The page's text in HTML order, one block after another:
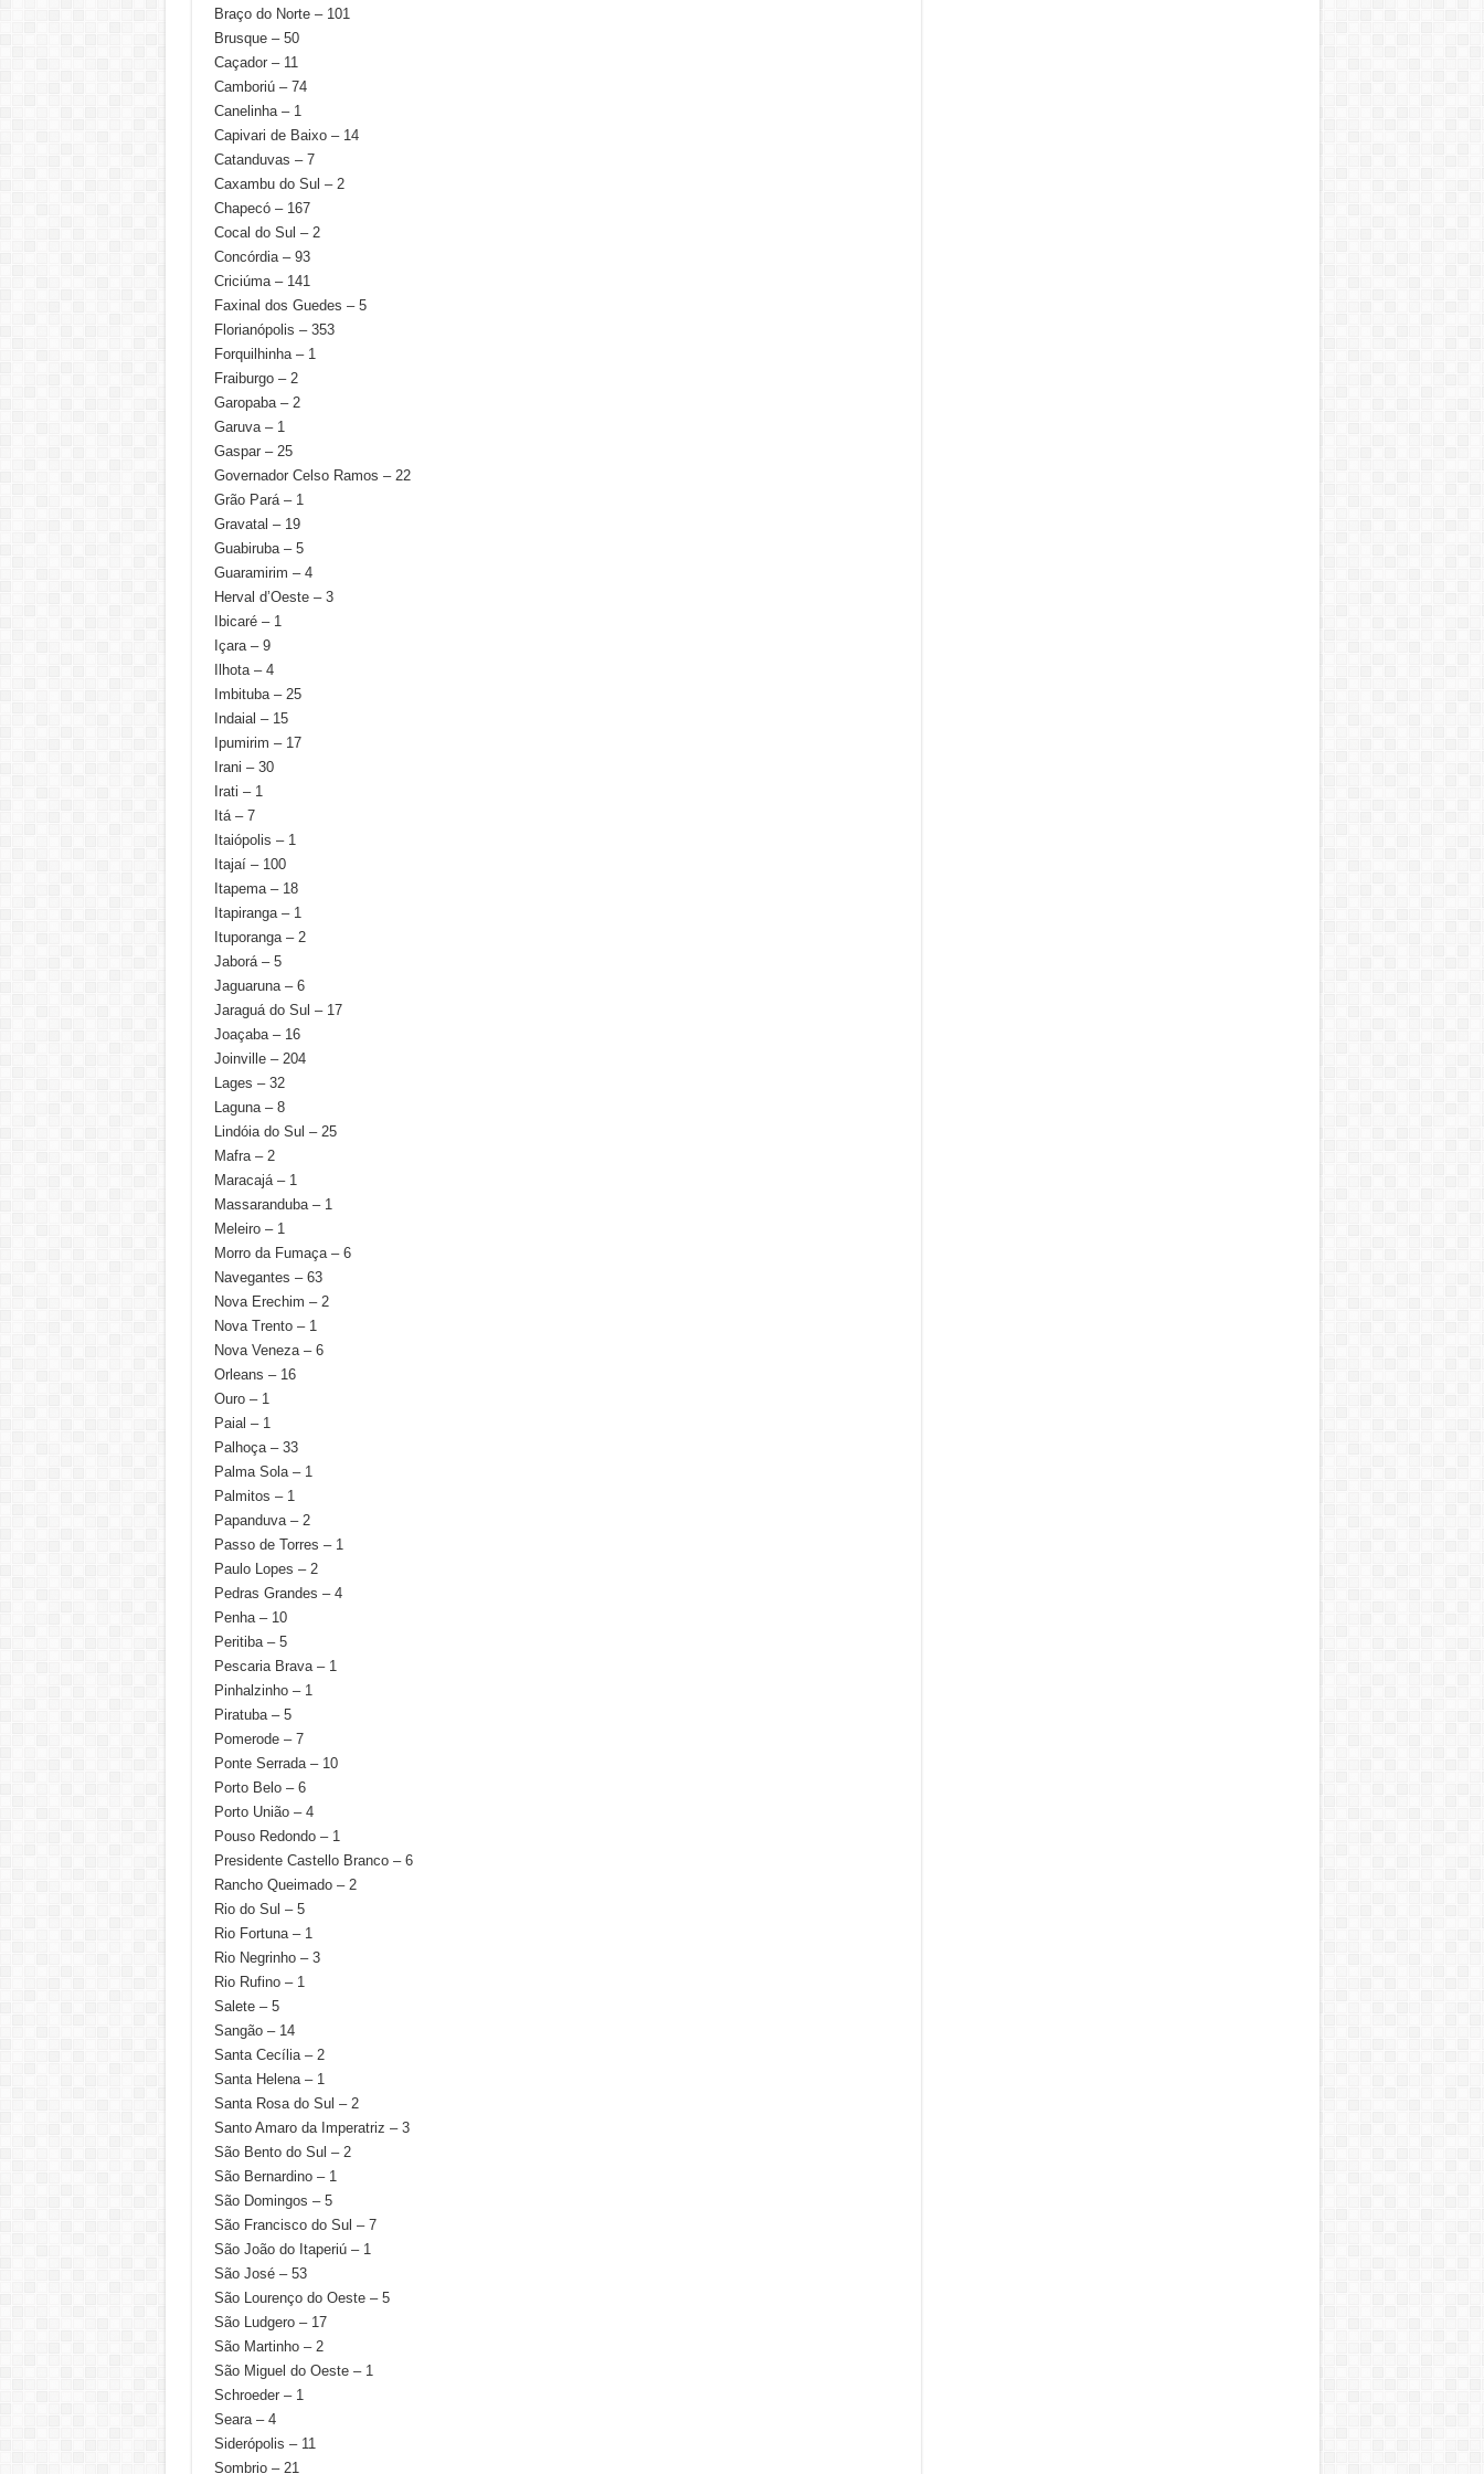
Braço do Norte – 101
Brusque – 50
Caçador – 11
Camboriú – 74
Canelinha – 1
Capivari de Baixo – 14
Catanduvas – 7
Caxambu do Sul – 2
Chapecó – 167
Cocal do Sul – 2
Concórdia – 93
Criciúma – 141
Faxinal dos Guedes – 5
Florianópolis – 353
Forquilhinha – 1
Fraiburgo – 2
Garopaba – 2
Garuva – 1
Gaspar – 25
Governador Celso Ramos – 22
Grão Pará – 1
Gravatal – 19
Guabiruba – 5
Guaramirim – 4
Herval d’Oeste – 3
Ibicaré – 1
Içara – 9
Ilhota – 4
Imbituba – 25
Indaial – 15
Ipumirim – 17
Irani – 30
Irati – 1
Itá – 7
Itaiópolis – 1
Itajaí – 100
Itapema – 18
Itapiranga – 1
Ituporanga – 2
Jaborá – 5
Jaguaruna – 6
Jaraguá do Sul – 17
Joaçaba – 16
Joinville – 204
Lages – 32
Laguna – 8
Lindóia do Sul – 25
Mafra – 2
Maracajá – 1
Massaranduba – 1
Meleiro – 1
Morro da Fumaça – 6
Navegantes – 63
Nova Erechim – 2
Nova Trento – 1
Nova Veneza – 6
Orleans – 16
Ouro – 1
Paial – 1
Palhoça – 33
Palma Sola – 1
Palmitos – 1
Papanduva – 2
Passo de Torres – 1
Paulo Lopes – 2
Pedras Grandes – 4
Penha – 10
Peritiba – 5
Pescaria Brava – 1
Pinhalzinho – 1
Piratuba – 5
Pomerode – 7
Ponte Serrada – 10
Porto Belo – 6
Porto União – 4
Pouso Redondo – 1
Presidente Castello Branco – 6
Rancho Queimado – 2
Rio do Sul – 5
Rio Fortuna – 1
Rio Negrinho – 3
Rio Rufino – 1
Salete – 5
Sangão – 14
Santa Cecília – 2
Santa Helena – 1
Santa Rosa do Sul – 2
Santo Amaro da Imperatriz – 3
São Bento do Sul – 2
São Bernardino – 1
São Domingos – 5
São Francisco do Sul – 7
São João do Itaperiú – 1
São José – 53
São Lourenço do Oeste – 5
São Ludgero – 17
São Martinho – 2
São Miguel do Oeste – 1
Schroeder – 1
Seara – 4
Siderópolis – 11
Sombrio – 21